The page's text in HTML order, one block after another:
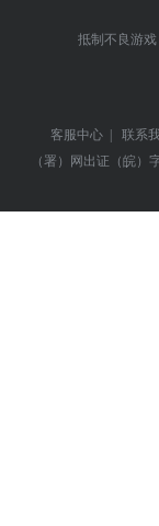
抵制不良游
客服中心 | 联系
（署）网出证（皖）